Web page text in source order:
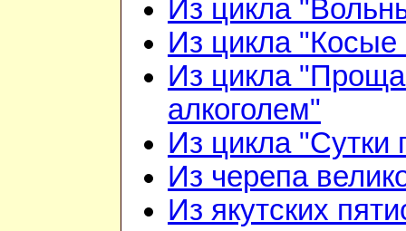
Из цикла
Из цикла "Косые
Из цикла
алкоголем"
Из цикла "Сутки
Из черепа
Из якутских